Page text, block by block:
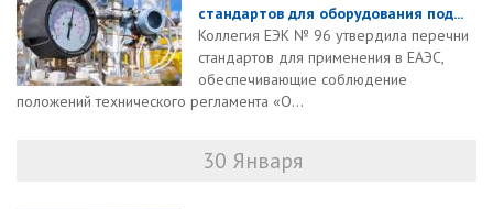
стандартов для оборудования под...
Коллегия ЕЭК № 96 утвердила перечни
стандартов для применения в ЕАЭС,
обеспечивающие соблюдение
положений технического регламента «О...
30 Января